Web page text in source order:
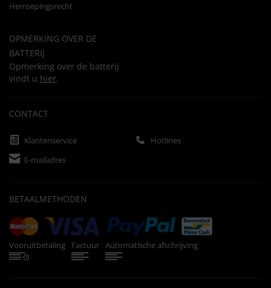
Herroepingsrecht
OPMERKING OVER DE
BATTERIJ
Opmerking over de batterij
vindt u hier.
CONTACT
Klantenservice
Hotlines
E-mailadres
BETAALMETHODEN
Vooruitbetaling Factuur Automatische afschrijving